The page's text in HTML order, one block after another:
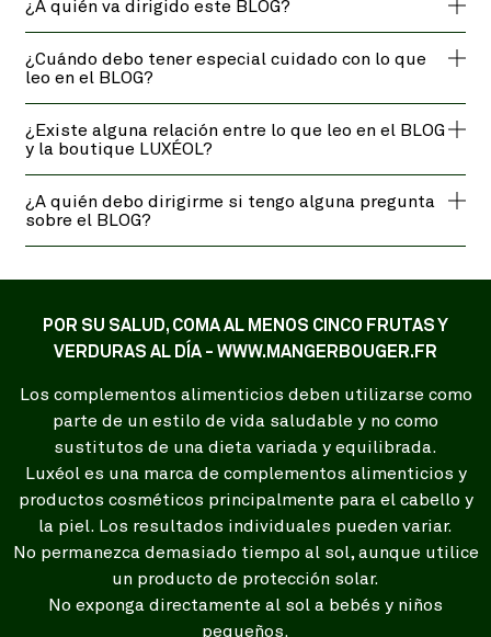
¿A quién va dirigido este BLOG?
¿Cuándo debo tener especial cuidado con lo que
leo en el BLOG?
¿Existe alguna relación entre lo que leo en el BLOG
y la boutique LUXÉOL?
¿A quién debo dirigirme si tengo alguna pregunta
sobre el BLOG?
POR SU SALUD, COMA AL MENOS CINCO FRUTAS Y
VERDURAS AL DÍA - WWW.MANGERBOUGER.FR
Los complementos alimenticios deben utilizarse como
parte de un estilo de vida saludable y no como
sustitutos de una dieta variada y equilibrada.
Luxéol es una marca de complementos alimenticios y
productos cosméticos principalmente para el cabello y
la piel. Los resultados individuales pueden variar.
No permanezca demasiado tiempo al sol, aunque utilice
un producto de protección solar.
No exponga directamente al sol a bebés y niños
pequeños.